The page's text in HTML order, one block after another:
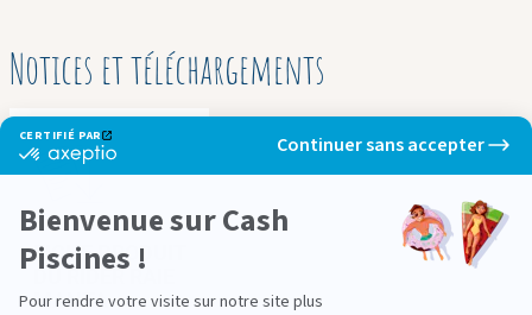
CERTIFIÉ PAR
certifié
En
plus
Axeptio
Continuer sans accepter
Bienvenue sur Cash
Piscines !
Pour rendre votre visite sur notre site plus
0,94 Kg
Notices et téléchargements
FICHE PRODUIT
DU RIDER RAIE
MANTA